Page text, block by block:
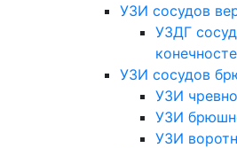
УЗИ сосудов
УЗДГ
УЗИ сосудов
УЗИ
УЗИ
УЗИ